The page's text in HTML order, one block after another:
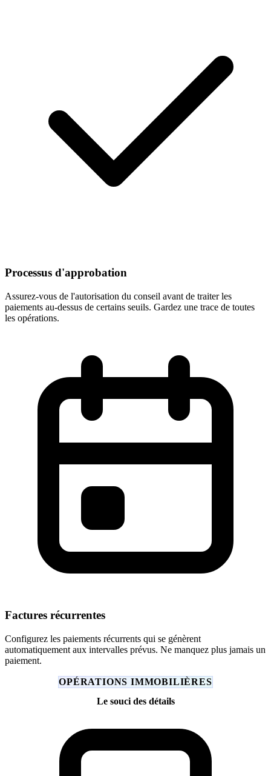
Processus d'approbation
Assurez-vous de l'autorisation du conseil avant de traiter les
paiements au-dessus de certains seuils. Gardez une trace de toutes
les opérations.
Factures récurrentes
Configurez les paiements récurrents qui se génèrent
automatiquement aux intervalles prévus. Ne manquez plus jamais un
paiement.
OPÉRATIONS IMMOBILIÈRES
Le souci des détails